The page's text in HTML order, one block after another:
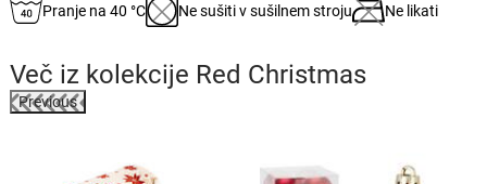
Pranje na 40 °C Ne sušiti v sušilnem stroju Ne likati
Več iz kolekcije Red Christmas
Previous